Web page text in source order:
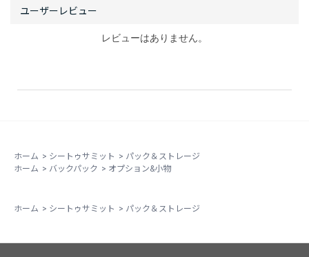
レビューはありません。
ホーム > シートゥサミット > パック＆ストレージ
ホーム > バックパック > オプション&小物
ホーム > シートゥサミット > パック＆ストレージ